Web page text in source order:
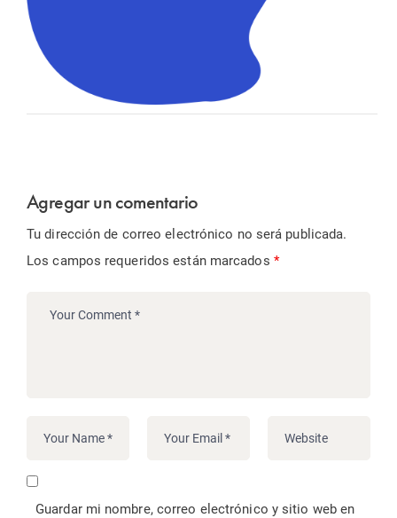
Agregar un comentario
Tu dirección de correo electrónico no será publicada.
Los campos requeridos están marcados *
Guardar mi nombre, correo electrónico y sitio web en